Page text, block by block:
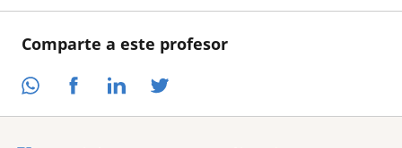
Comparte a este profesor